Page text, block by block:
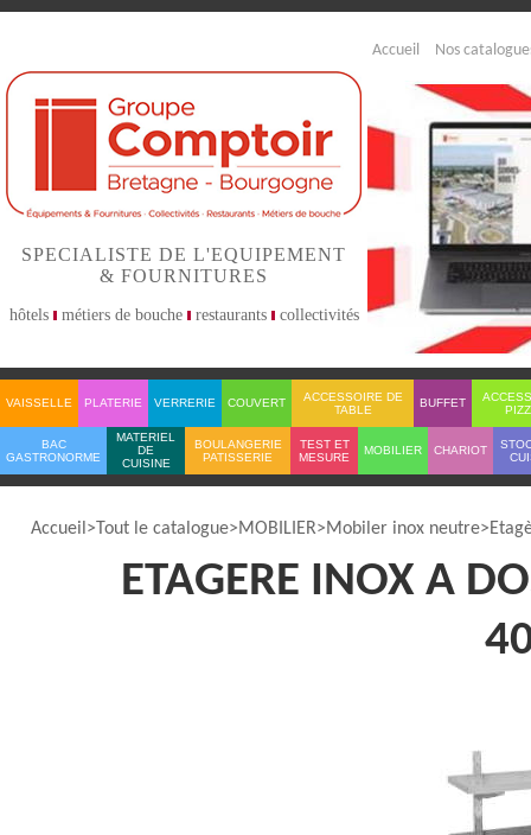
Accueil Nos
SPECIALISTE DE L'EQUIPEMENT
& FOURNITURES
hôtels métiers de bouche restaurants collectivités
VAISSELLE PLATERIE VERRERIE COUVERT
ACCESSOIRE DE
TABLE
BUFFET
BAC
GASTRONORME
MATERIEL
DE
CUISINE
BOULANGERIE
PATISSERIE
TEST ET
MESURE
MOBILIER CHARIOT
Accueil Tout le catalogue MOBILIER Mobiler inox neutre
ETAGERE INOX A